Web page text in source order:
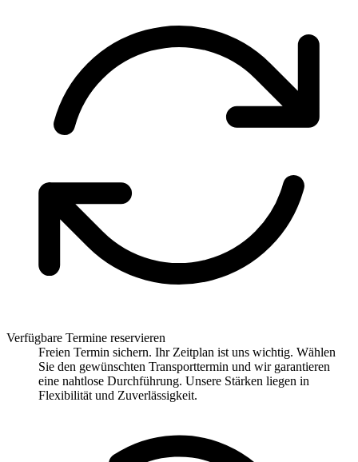
Verfügbare Termine reservieren
Freien Termin sichern. Ihr Zeitplan ist uns wichtig. Wählen
Sie den gewünschten Transporttermin und wir garantieren
eine nahtlose Durchführung. Unsere Stärken liegen in
Flexibilität und Zuverlässigkeit.